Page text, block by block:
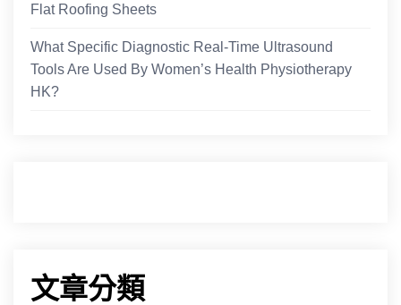
Flat Roofing Sheets
What Specific Diagnostic Real-Time Ultrasound
Tools Are Used By Women’s Health Physiotherapy
HK?
文章分類